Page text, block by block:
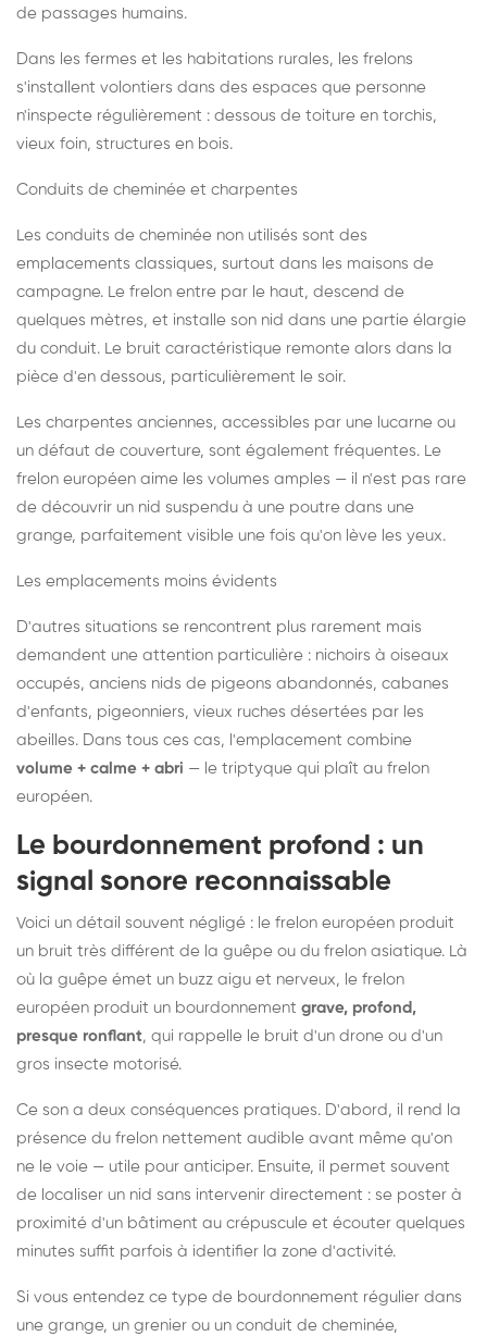
de passages humains.
Dans les fermes et les habitations rurales, les frelons
s'installent volontiers dans des espaces que personne
n'inspecte régulièrement : dessous de toiture en torchis,
vieux foin, structures en bois.
Conduits de cheminée et charpentes
Les conduits de cheminée non utilisés sont des
emplacements classiques, surtout dans les maisons de
campagne. Le frelon entre par le haut, descend de
quelques mètres, et installe son nid dans une partie élargie
du conduit. Le bruit caractéristique remonte alors dans la
pièce d'en dessous, particulièrement le soir.
Les charpentes anciennes, accessibles par une lucarne ou
un défaut de couverture, sont également fréquentes. Le
frelon européen aime les volumes amples — il n'est pas rare
de découvrir un nid suspendu à une poutre dans une
grange, parfaitement visible une fois qu'on lève les yeux.
Les emplacements moins évidents
D'autres situations se rencontrent plus rarement mais
demandent une attention particulière : nichoirs à oiseaux
occupés, anciens nids de pigeons abandonnés, cabanes
d'enfants, pigeonniers, vieux ruches désertées par les
abeilles. Dans tous ces cas, l'emplacement combine
volume + calme + abri — le triptyque qui plaît au frelon
européen.
Le bourdonnement profond : un
signal sonore reconnaissable
Voici un détail souvent négligé : le frelon européen produit
un bruit très différent de la guêpe ou du frelon asiatique. Là
où la guêpe émet un buzz aigu et nerveux, le frelon
européen produit un bourdonnement grave, profond,
presque ronflant, qui rappelle le bruit d'un drone ou d'un
gros insecte motorisé.
Ce son a deux conséquences pratiques. D'abord, il rend la
présence du frelon nettement audible avant même qu'on
ne le voie — utile pour anticiper. Ensuite, il permet souvent
de localiser un nid sans intervenir directement : se poster à
proximité d'un bâtiment au crépuscule et écouter quelques
minutes suffit parfois à identifier la zone d'activité.
Si vous entendez ce type de bourdonnement régulier dans
une grange, un grenier ou un conduit de cheminée,